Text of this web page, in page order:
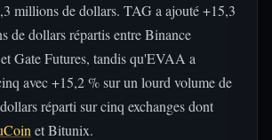
millions de dollars. TAG a ajouté +15,3
de dollars répartis entre Binance
Gate Futures, tandis qu'EVAA a
avec +15,2 % sur un lourd volume de
réparti sur cinq exchanges dont
et Bitunix.